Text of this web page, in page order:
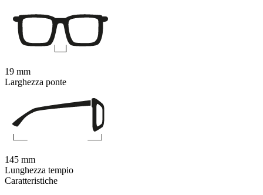
Caratteristiche
19 mm
Larghezza ponte
145 mm
Lunghezza tempio